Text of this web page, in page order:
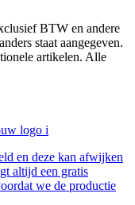
BTW en andere
staat aangegeven.
artikelen. Alle
logo i
en deze kan afwijken
altijd een gratis
we de productie